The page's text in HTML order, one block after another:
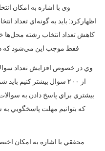
اظهاركرد: بايد به گونه‌اي تعداد
كاهش تعداد انتخاب رشته محل‌ها
فقط موجب اين مي‌شود كه
وي در خصوص افزايش تعداد
از ۲۰۰ سوال بيشتر كنيم
بيشتري براي پاسخ دادن به
كه بتوانيم مهلت پاسخگويي به
محققي با اشاره به امكان